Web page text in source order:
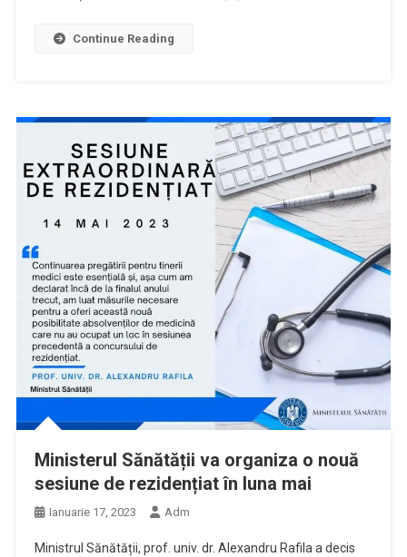
Continue Reading
Ministerul Sănătății va organiza o nouă
sesiune de rezidențiat în luna mai
Ianuarie 17, 2023 Adm
Ministrul Sănătății, prof. univ. dr. Alexandru Rafila a decis